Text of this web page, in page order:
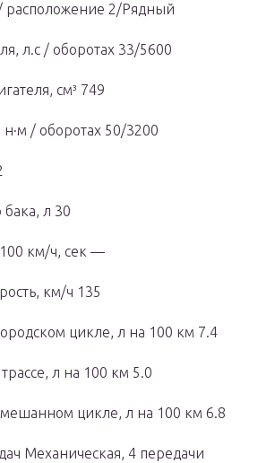
расположение 2/Рядный
л.с / оборотах 33/5600
см³ 749
/ оборотах 50/3200
л 30
км/ч, сек —
км/ч 135
цикле, л на 100 км 7.4
л на 100 км 5.0
цикле, л на 100 км 6.8
Механическая, 4 передачи